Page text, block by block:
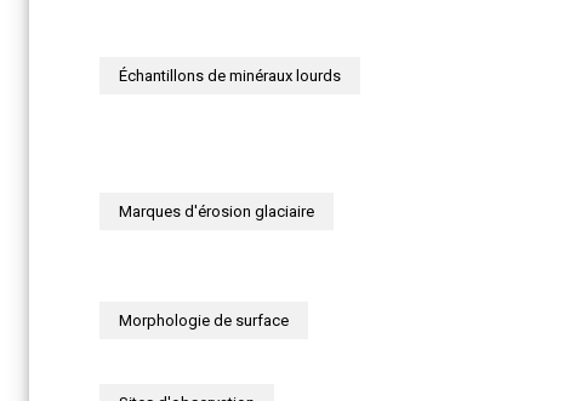
Échantillons de minéraux lourds
Marques d'érosion glaciaire
Morphologie de surface